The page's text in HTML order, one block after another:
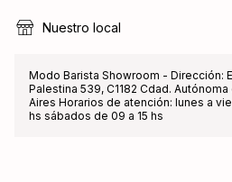
Nuestro local
Modo Barista Showroom - Dirección:
Palestina 539, C1182 Cdad.
Aires Horarios de atención: lunes a
hs sábados de 09 a 15 hs